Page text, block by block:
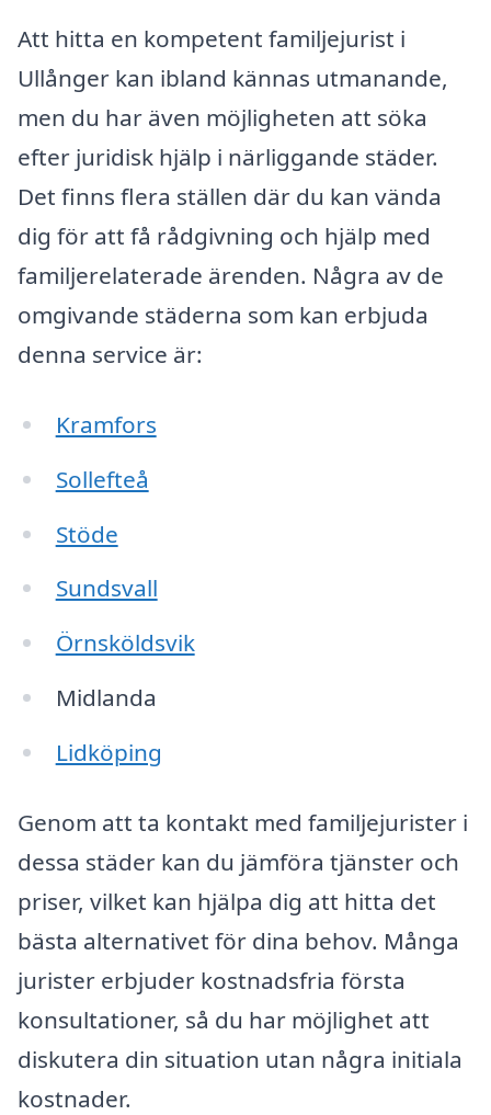
Att hitta en kompetent familjejurist i
Ullånger kan ibland kännas utmanande,
men du har även möjligheten att söka
efter juridisk hjälp i närliggande städer.
Det finns flera ställen där du kan vända
dig för att få rådgivning och hjälp med
familjerelaterade ärenden. Några av de
omgivande städerna som kan erbjuda
denna service är:
Kramfors
Sollefteå
Stöde
Sundsvall
Örnsköldsvik
Midlanda
Lidköping
Genom att ta kontakt med familjejurister i
dessa städer kan du jämföra tjänster och
priser, vilket kan hjälpa dig att hitta det
bästa alternativet för dina behov. Många
jurister erbjuder kostnadsfria första
konsultationer, så du har möjlighet att
diskutera din situation utan några initiala
kostnader.